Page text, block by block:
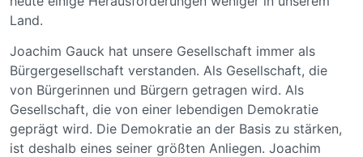
Land.
Joachim Gauck hat unsere Gesellschaft immer als
Bürgergesellschaft verstanden. Als Gesellschaft, die
von Bürgerinnen und Bürgern getragen wird. Als
Gesellschaft, die von einer lebendigen Demokratie
geprägt wird. Die Demokratie an der Basis zu stärken,
ist deshalb eines seiner größten Anliegen. Joachim